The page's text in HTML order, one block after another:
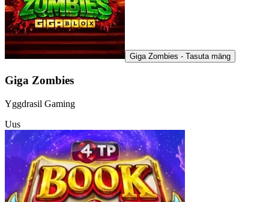
Giga Zombies - Tasuta mäng
Giga Zombies
Yggdrasil Gaming
Uus